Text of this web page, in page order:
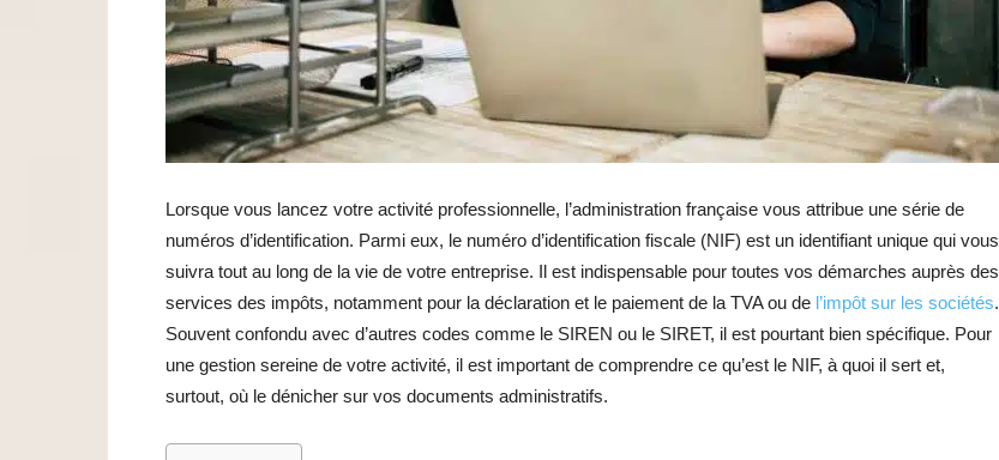
Lorsque vous lancez votre activité professionnelle, l’administration française vous attribue une série de
numéros d’identification. Parmi eux, le numéro d’identification fiscale (NIF) est un identifiant unique qui vous
suivra tout au long de la vie de votre entreprise. Il est indispensable pour toutes vos démarches auprès des
services des impôts, notamment pour la déclaration et le paiement de la TVA ou de l’impôt sur les sociétés.
Souvent confondu avec d’autres codes comme le SIREN ou le SIRET, il est pourtant bien spécifique. Pour
une gestion sereine de votre activité, il est important de comprendre ce qu’est le NIF, à quoi il sert et,
surtout, où le dénicher sur vos documents administratifs.